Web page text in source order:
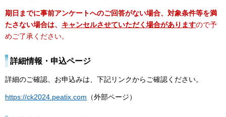
期日までに事前アンケートへのご回答がない場合、対象条件等を満
たさない場合は、 キャンセルさせていただく場合がありますので予
めご了承ください。
詳細情報・申込ページ
詳細のご確認、お申込みは、下記リンクからご確認ください。
https://ck2024.peatix.com （外部ページ）